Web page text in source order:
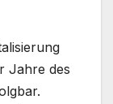
Jahre des